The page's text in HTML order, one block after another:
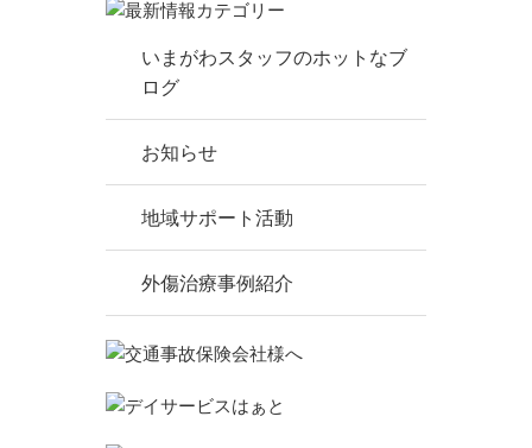
いまがわスタッフのホットなブ
ログ
お知らせ
地域サポート活動
外傷治療事例紹介